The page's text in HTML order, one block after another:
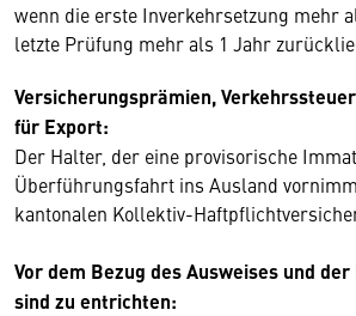
wenn die erste Inverkehrsetzung mehr
letzte Prüfung mehr als 1 Jahr
Versicherungsprämien,
für Export:
Der Halter, der eine provisorische
Überführungsfahrt ins Ausland
kantonalen Kollektiv-
Vor dem Bezug des Ausweises und
sind zu entrichten: